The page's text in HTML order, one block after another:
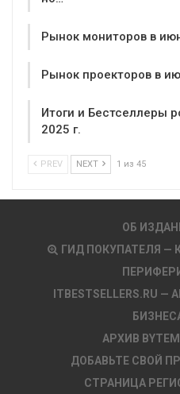
Рынок мониторов в
Рынок проекторов в
Итоги и Бестселлеры
2025 г.
PREV NEXT 1 из 45
ОБ
ГИД ПОКУПАТЕЛЯ —
ITBESTSELLERS.RU
АРХИВ
ДОБАВЬТЕ СВОЙ
СТРАНИЦА